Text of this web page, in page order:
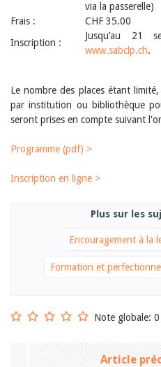
Décembre 2025
Septembre 2025
Mars 2025
Janvier 2025
2024
2022
2020
via la passerelle)
Frais :
CHF 35.00
Inscription :
Jusqu’au 21
www.sabclp.ch.
Le nombre des places étant
par institution ou bibliothèque
seront prises en compte suivant
Programme (pdf) >
Inscription en ligne >
Plus sur les
Encouragement à la
Formation et
Note globale: 0
Article